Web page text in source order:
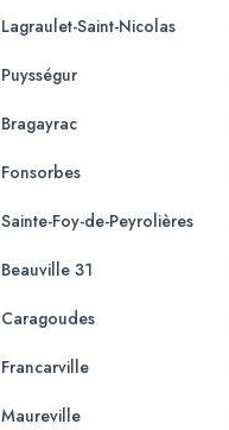
Lagraulet-Saint-Nicolas
Puysségur
Bragayrac
Fonsorbes
Sainte-Foy-de-Peyrolières
Beauville 31
Caragoudes
Francarville
Maureville